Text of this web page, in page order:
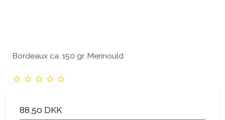
Bordeaux ca. 150 gr. Merinould
88,50 DKK